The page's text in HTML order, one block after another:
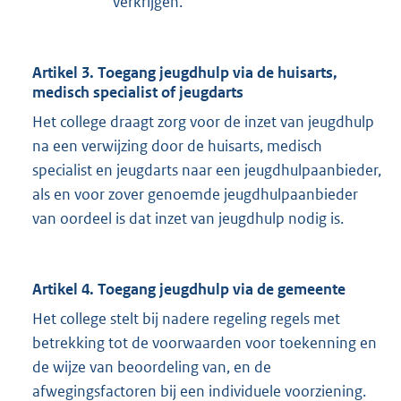
Artikel 3. Toegang jeugdhulp via de huisarts,
medisch specialist of jeugdarts
Het college draagt zorg voor de inzet van jeugdhulp
na een verwijzing door de huisarts, medisch
specialist en jeugdarts naar een jeugdhulpaanbieder,
als en voor zover genoemde jeugdhulpaanbieder
van oordeel is dat inzet van jeugdhulp nodig is.
Artikel 4. Toegang jeugdhulp via de gemeente
Het college stelt bij nadere regeling regels met
betrekking tot de voorwaarden voor toekenning en
de wijze van beoordeling van, en de
afwegingsfactoren bij een individuele voorziening.